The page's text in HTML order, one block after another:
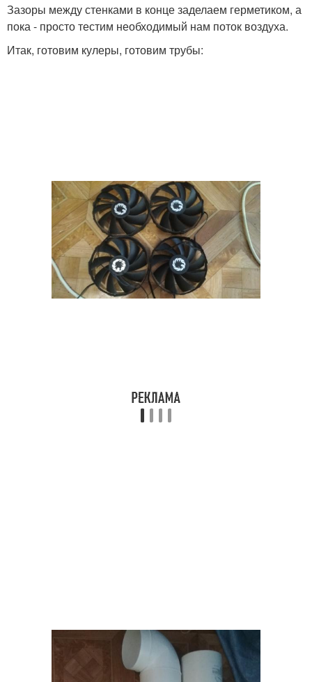
Зазоры между стенками в конце заделаем герметиком, а
пока - просто тестим необходимый нам поток воздуха.
Итак, готовим кулеры, готовим трубы: